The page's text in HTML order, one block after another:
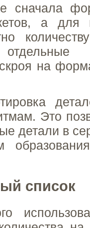
сначала
а для
на
Это
детали в
список